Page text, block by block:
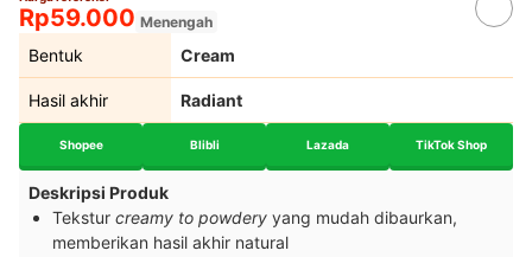
Rp59.000 Menengah
Bentuk Cream
Hasil akhir Radiant
Shopee Blibli Lazada TikTok Shop
Deskripsi Produk
Tekstur creamy to powdery yang mudah dibaurkan,
memberikan hasil akhir natural​